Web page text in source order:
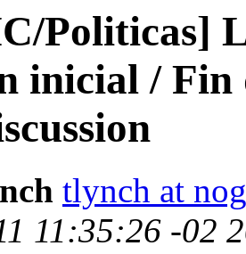
Politicas]
inicial / Fin
tlynch at
11:35:26 -02